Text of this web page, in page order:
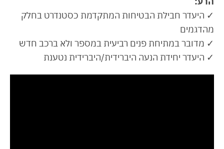
✓ היעדר חבילת הבטיחות המתקדמת כסטנדרט בחלק
מהדגמים
✓ מדובר במתיחת פנים רביעית במספר ולא ברכב חדש
✓ היעדר יחידת הנעה היברידית/היברידית נטענת